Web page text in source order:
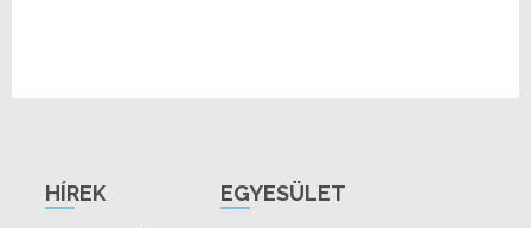
HÍREK EGYESÜLET